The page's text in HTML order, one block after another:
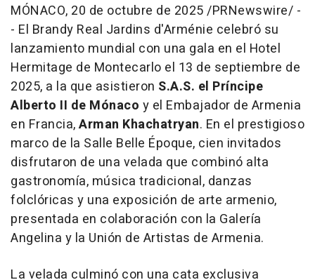
MÓNACO, 20 de octubre de 2025/PRNewswire/ -
- El Brandy Real Jardins d'Arménie celebró su
lanzamiento mundial con una gala en el Hotel
Hermitage de Montecarlo el 13 de septiembre de
2025, a la que asistieron S.A.S. el Príncipe
Alberto II de Mónaco y el Embajador de Armenia
en Francia,Arman Khachatryan. En el prestigioso
marco de la Salle Belle Époque, cien invitados
disfrutaron de una velada que combinó alta
gastronomía, música tradicional, danzas
folclóricas y una exposición de arte armenio,
presentada en colaboración con la Galería
Angelina y la Unión de Artistas de Armenia.
La velada culminó con una cata exclusiva